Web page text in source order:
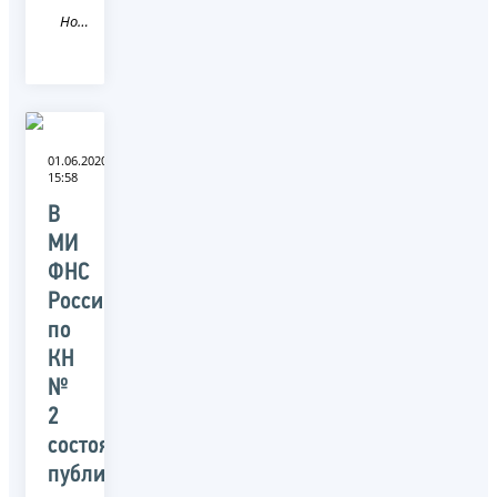
Новость
01.06.2020
15:58
В
МИ
ФНС
России
по
КН
№
2
состоялись
публичные